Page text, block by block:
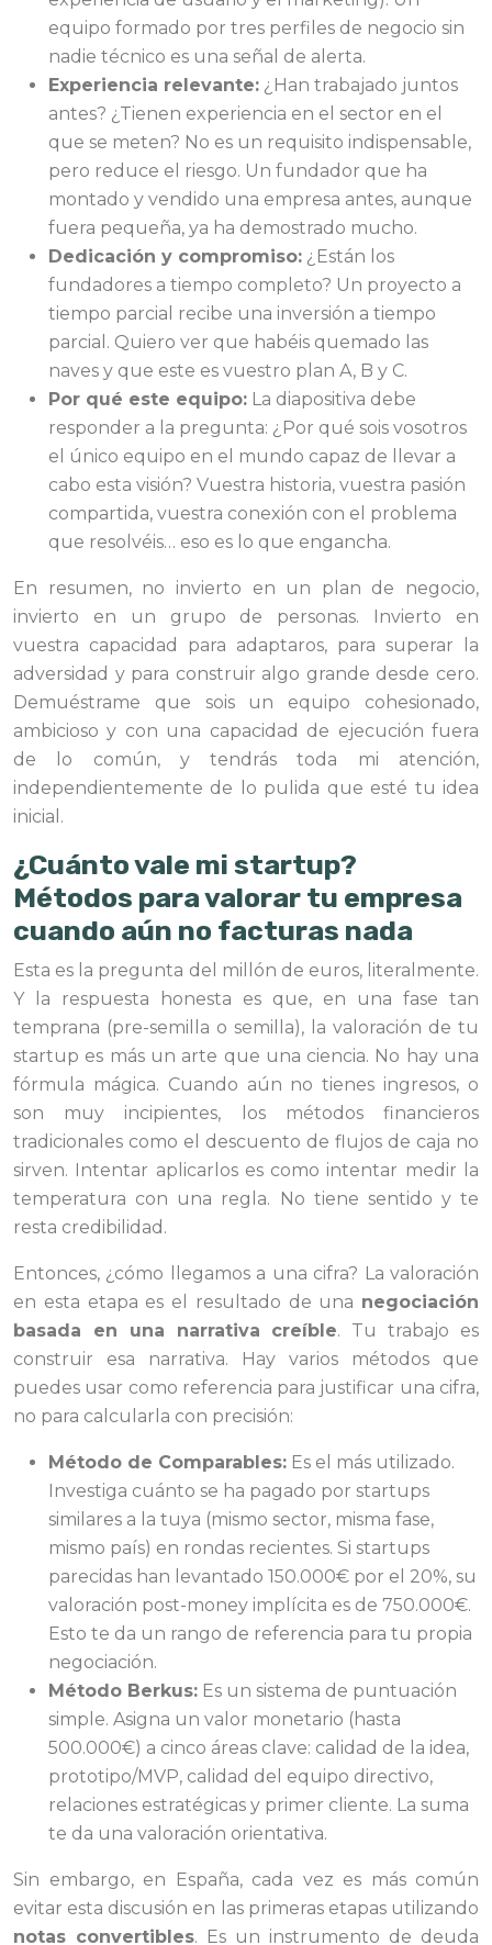
equipo formado por tres perfiles de negocio sin
nadie técnico es una señal de alerta.
Experiencia relevante: ¿Han trabajado juntos
antes? ¿Tienen experiencia en el sector en el
que se meten? No es un requisito indispensable,
pero reduce el riesgo. Un fundador que ha
montado y vendido una empresa antes, aunque
fuera pequeña, ya ha demostrado mucho.
Dedicación y compromiso: ¿Están los
fundadores a tiempo completo? Un proyecto a
tiempo parcial recibe una inversión a tiempo
parcial. Quiero ver que habéis quemado las
naves y que este es vuestro plan A, B y C.
Por qué este equipo: La diapositiva debe
responder a la pregunta: ¿Por qué sois vosotros
el único equipo en el mundo capaz de llevar a
cabo esta visión? Vuestra historia, vuestra pasión
compartida, vuestra conexión con el problema
que resolvéis… eso es lo que engancha.
En resumen, no invierto en un plan de negocio,
invierto en un grupo de personas. Invierto en
vuestra capacidad para adaptaros, para superar la
adversidad y para construir algo grande desde cero.
Demuéstrame que sois un equipo cohesionado,
ambicioso y con una capacidad de ejecución fuera
de lo común, y tendrás toda mi atención,
independientemente de lo pulida que esté tu idea
inicial.
¿Cuánto vale mi startup?
Métodos para valorar tu empresa
cuando aún no facturas nada
Esta es la pregunta del millón de euros, literalmente.
Y la respuesta honesta es que, en una fase tan
temprana (pre-semilla o semilla), la valoración de tu
startup es más un arte que una ciencia. No hay una
fórmula mágica. Cuando aún no tienes ingresos, o
son muy incipientes, los métodos financieros
tradicionales como el descuento de flujos de caja no
sirven. Intentar aplicarlos es como intentar medir la
temperatura con una regla. No tiene sentido y te
resta credibilidad.
Entonces, ¿cómo llegamos a una cifra? La valoración
en esta etapa es el resultado de una negociación
basada en una narrativa creíble. Tu trabajo es
construir esa narrativa. Hay varios métodos que
puedes usar como referencia para justificar una cifra,
no para calcularla con precisión:
Método de Comparables: Es el más utilizado.
Investiga cuánto se ha pagado por startups
similares a la tuya (mismo sector, misma fase,
mismo país) en rondas recientes. Si startups
parecidas han levantado 150.000€ por el 20%, su
valoración post-money implícita es de 750.000€.
Esto te da un rango de referencia para tu propia
negociación.
Método Berkus: Es un sistema de puntuación
simple. Asigna un valor monetario (hasta
500.000€) a cinco áreas clave: calidad de la idea,
prototipo/MVP, calidad del equipo directivo,
relaciones estratégicas y primer cliente. La suma
te da una valoración orientativa.
Sin embargo, en España, cada vez es más común
evitar esta discusión en las primeras etapas utilizando
notas convertibles. Es un instrumento de deuda